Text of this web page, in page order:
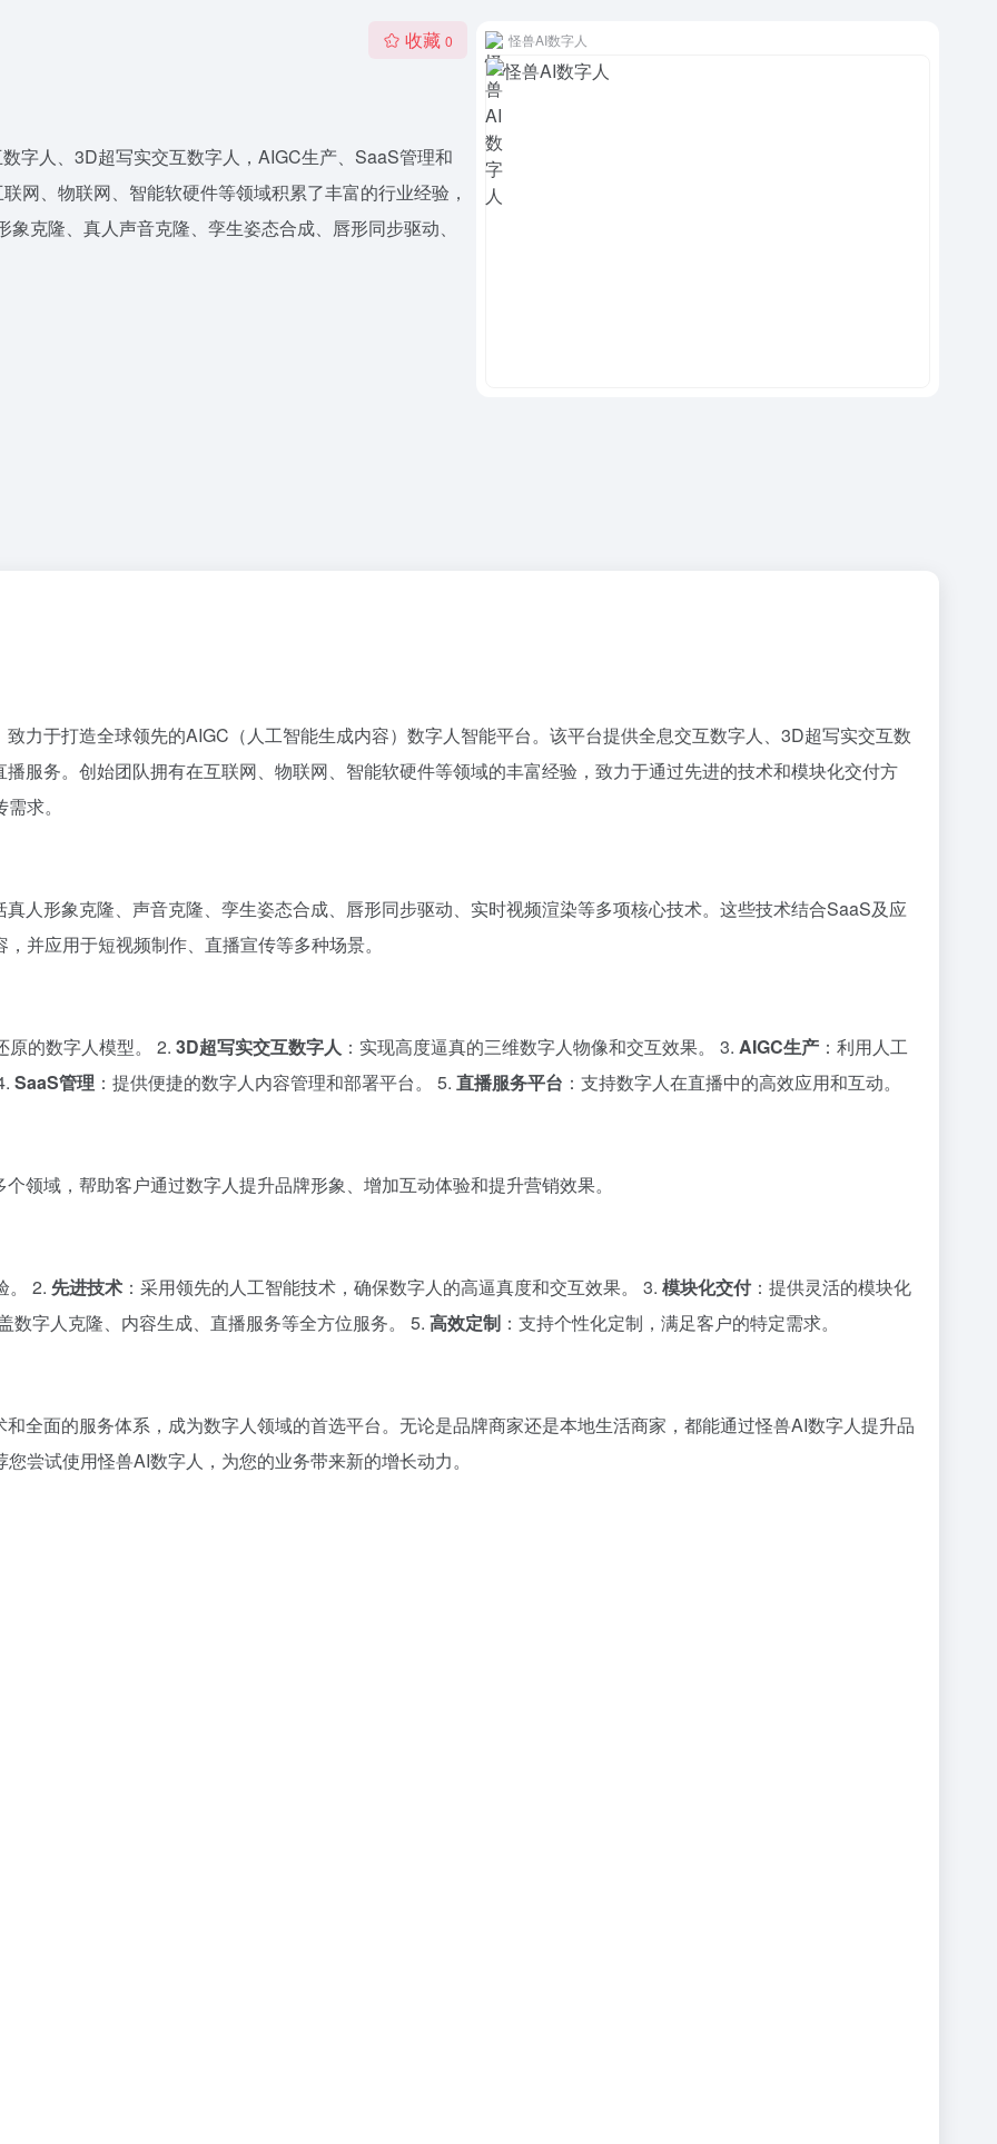
收藏 0
字人、3D超写实交互数字人，AIGC生产、SaaS管理和
网、物联网、智能软硬件等领域积累了丰富的行业经验，
克隆、真人声音克隆、孪生姿态合成、唇形同步驱动、
怪兽AI数字人
力于打造全球领先的AIGC（人工智能生成内容）数字人智能平台。该平台提供全息交互数字人、3D超写实交互数
服务。创始团队拥有在互联网、物联网、智能软硬件等领域的丰富经验，致力于通过先进的技术和模块化交付方
求。
人形象克隆、声音克隆、孪生姿态合成、唇形同步驱动、实时视频渲染等多项核心技术。这些技术结合SaaS及应
并应用于短视频制作、直播宣传等多种场景。
原的数字人模型。 2. 3D超写实交互数字人 ：实现高度逼真的三维数字人物像和交互效果。 3. AIGC生产 ：利用人工
SaaS管理 ：提供便捷的数字人内容管理和部署平台。 5. 直播服务平台 ：支持数字人在直播中的高效应用和互动。
领域，帮助客户通过数字人提升品牌形象、增加互动体验和提升营销效果。
。 2. 先进技术 ：采用领先的人工智能技术，确保数字人的高逼真度和交互效果。 3. 模块化交付：提供灵活的模块化
数字人克隆、内容生成、直播服务等全方位服务。 5. 高效定制 ：支持个性化定制，满足客户的特定需求。
全面的服务体系，成为数字人领域的首选平台。无论是品牌商家还是本地生活商家，都能通过怪兽AI数字人提升品
尝试使用怪兽AI数字人，为您的业务带来新的增长动力。